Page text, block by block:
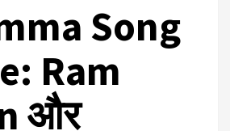
Song
Ram
और